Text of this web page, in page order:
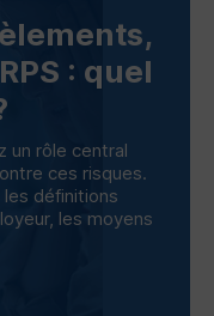
RPS : quel
un rôle central
ces risques.
définitions
les moyens